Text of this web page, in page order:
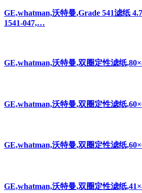
GE,whatman,沃特曼,Grade 541滤纸
1541-047,…
GE,whatman,沃特曼,双圈定性滤纸
GE,whatman,沃特曼,双圈定性滤纸
GE,whatman,沃特曼,双圈定性滤纸
GE,whatman,沃特曼,双圈定性滤纸